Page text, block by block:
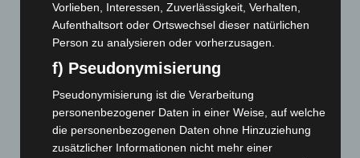
7. August 2026
Brand im „Haus der Begegnung“ in Neuwarmbüchen schnell
6. August 2026
Region Hannover: 21 neue Notfallsanitäter starten beim
Roten Kreuz
5. August 2026
Vorlieben, Interessen, Zuverlässigkeit, Verhalten,
Aufenthaltsort oder Ortswechsel dieser natürlichen
Person zu analysieren oder vorherzusagen.
f) Pseudonymisierung
Pseudonymisierung ist die Verarbeitung
personenbezogener Daten in einer Weise, auf welche
die personenbezogenen Daten ohne Hinzuziehung
zusätzlicher Informationen nicht mehr einer